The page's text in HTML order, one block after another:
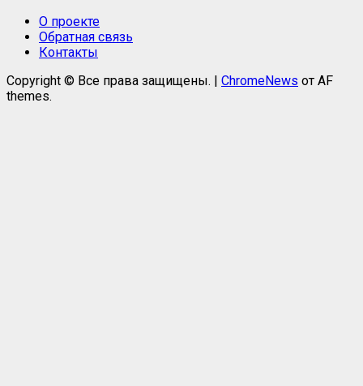
О проекте
Обратная связь
Контакты
Copyright © Все права защищены. | ChromeNews от AF
themes.